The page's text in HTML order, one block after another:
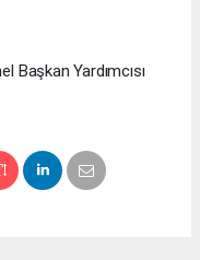
Başkan Yardımcısı